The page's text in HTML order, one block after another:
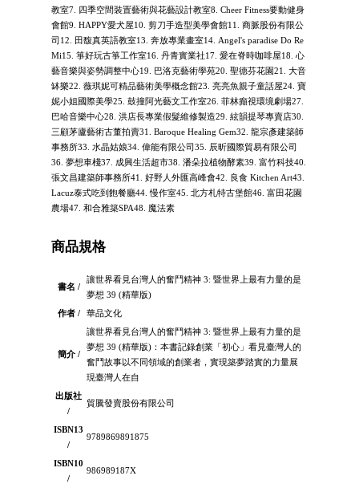
教室7. 四季空間裝置藝術與花藝設計教室8. Cheer Fitness要動健身
會館9. HAPPY愛犬屋10. 剪刀手造型美學會館11. 商脈股份有限公
司12. 田馥真英語教室13. 奔放專業畫室14. Angel's paradise Do Re
Mi15. 箏好玩古箏工作室16. 丹青實業社17. 愛在脊時咖啡屋18. 心
藝音樂與姿勢調整中心19. 巴洛克藝術學苑20. 聖德芬花園21. 大音
缽樂22. 薇琪妮可精品藝術美學概念館23. 亮亮魚親子童話屋24. 寶
妮小姐國際美學25. 鼓撞阿光藝文工作室26. 菲林癲視環境劇場27.
巴哈音樂中心28. 洪店長專業假髮維修製造29. 絃韻提琴專賣店30.
三顧茅廬藝術古董拍賣31. Baroque Healing Gem32. 龍宗彥建築師
事務所33. 水晶姑娘34. 偉能有限公司35. 辰昕國際貿易有限公司
36. 夢想車棧37. 成興生活超市38. 潘朵拉植物酵素39. 富竹科技40.
張文昌建築師事務所41. 好野人外匯高峰會42. 良食 Kitchen Art43.
Lacuz泰式吃到飽餐廳44. 慢作室45. 北方札特古堡館46. 富田花園
農場47. 和合雅築SPA48. 魔法素
商品規格
書名 /
讓世界看見台灣人的奮鬥精神 3: 暨世界上最有力量的是
夢想 39 (精華版)
作者 /
華品文化
簡介 /
讓世界看見台灣人的奮鬥精神 3: 暨世界上最有力量的是
夢想 39 (精華版)：本書記錄創業「初心」看見臺灣人的
奮鬥故事以不同領域的創業者，實現築夢踏實的力量展
現臺灣人在自
出版社
/
貿騰發賣股份有限公司
ISBN13
/
9789869891875
ISBN10
/
986989187X